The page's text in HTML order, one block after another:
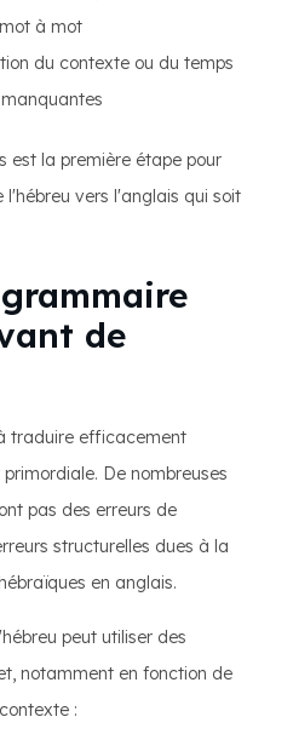
à mot
du contexte ou du temps
est la première étape pour
vers l'anglais qui soit
de
traduire efficacement
De nombreuses
pas des erreurs de
structurelles dues à la
en anglais.
peut utiliser des
notamment en fonction de
: